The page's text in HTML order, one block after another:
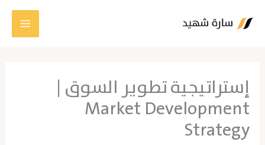
إلى
إستراتيجية تطوير السوق |
Market Development
Strategy